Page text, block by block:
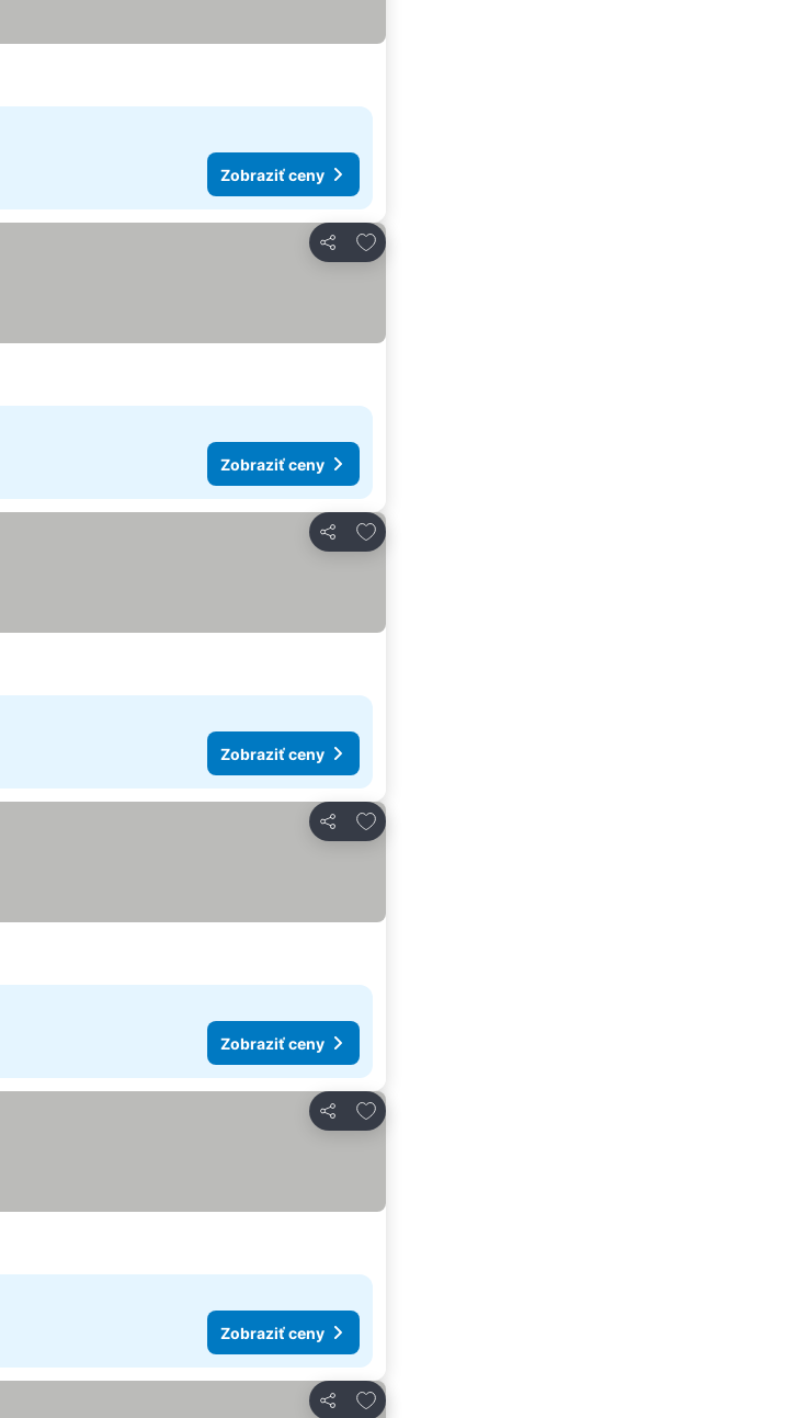
Zobraziť ceny
Zdieľať
Pridať do obľúbených
Zobraziť ceny
Zdieľať
Pridať do obľúbených
Zobraziť ceny
Zdieľať
Pridať do obľúbených
Zobraziť ceny
Zdieľať
Pridať do obľúbených
Zobraziť ceny
Zdieľať
Pridať do obľúbených